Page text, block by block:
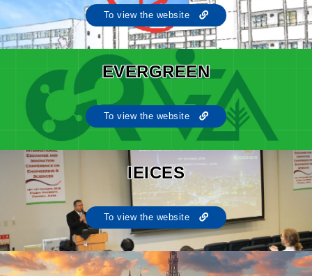
To view the website
EVERGREEN
To view the website
IEICES
To view the website